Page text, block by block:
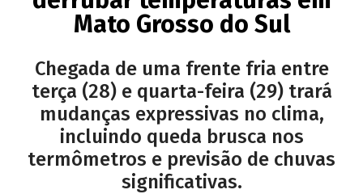
Mato Grosso do Sul
Chegada de uma frente fria entre
terça (28) e quarta-feira (29) trará
mudanças expressivas no clima,
incluindo queda brusca nos
termômetros e previsão de chuvas
significativas.